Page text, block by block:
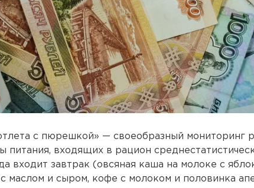
с пюрешкой» — своеобразный мониторинг
питания, входящих в рацион
входит завтрак (овсяная каша на молоке с
маслом и сыром, кофе с молоком и половинка